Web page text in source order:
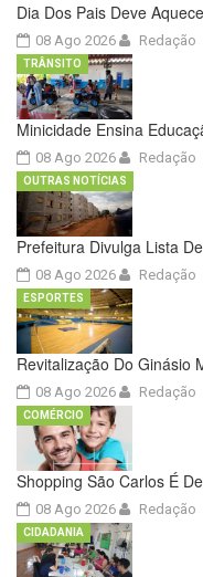
Dia Dos Pais Deve
08 Ago 2026 Redação
Minicidade Ensina
08 Ago 2026
TRÂNSITO
Redação
Prefeitura Divulga Lista
08 Ago 2026
OUTRAS NOTÍCIAS
Redação
Revitalização Do Ginásio
08 Ago 2026
ESPORTES
Redação
Shopping São Carlos É
08 Ago 2026
COMÉRCIO
Redação
CIDADANIA